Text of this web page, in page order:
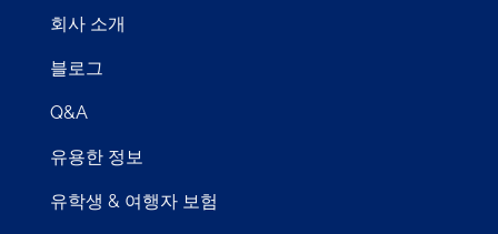
회사 소개
블로그
Q&A
유용한 정보
유학생 & 여행자 보험